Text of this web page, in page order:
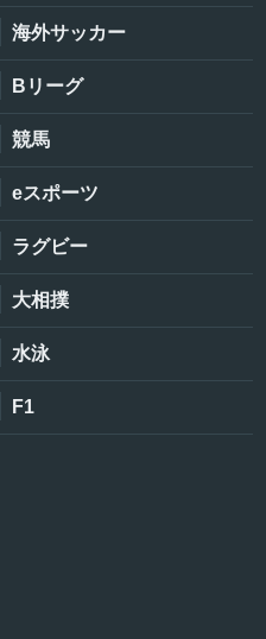
海外サッカー
Bリーグ
競馬
eスポーツ
ラグビー
大相撲
水泳
F1